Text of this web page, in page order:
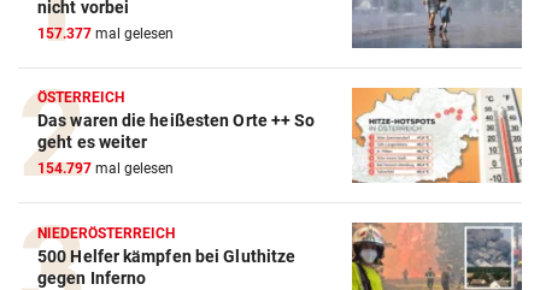
nicht vorbei
157.377 mal gelesen
ÖSTERREICH
Das waren die heißesten Orte ++ So
geht es weiter
154.797 mal gelesen
NIEDERÖSTERREICH
500 Helfer kämpfen bei Gluthitze
gegen Inferno